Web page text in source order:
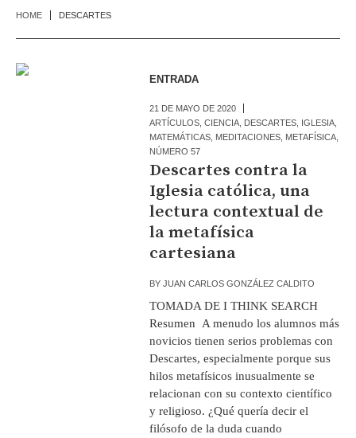
HOME DESCARTES
ENTRADA
21 DE MAYO DE 2020
ARTÍCULOS ,CIENCIA DESCARTES IGLESIA
MATEMÁTICAS MEDITACIONES METAFÍSICA
NÚMERO 57
Descartes contra la
Iglesia católica, una
lectura contextual de
la metafísica
cartesiana
BYJUAN CARLOS GONZÁLEZ CALDITO
TOMADA DE I THINK SEARCH
Resumen A menudo los alumnos más
novicios tienen serios problemas con
Descartes, especialmente porque sus
hilos metafísicos inusualmente se
relacionan con su contexto científico
y religioso. ¿Qué quería decir el
filósofo de la duda cuando